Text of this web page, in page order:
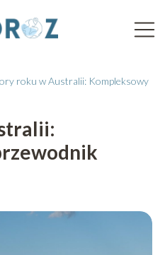
roku w Australii: Kompleksowy